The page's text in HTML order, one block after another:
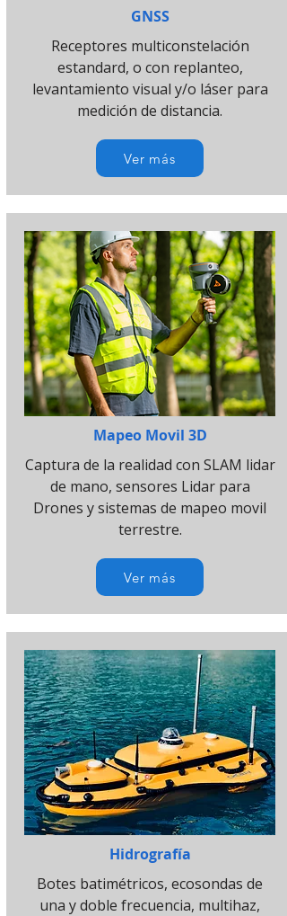
GNSS
Receptores multiconstelación
estandard, o con replanteo,
levantamiento visual y/o láser para
medición de distancia.
Ver más
Mapeo Movil 3D
Captura de la realidad con SLAM lidar
de mano, sensores Lidar para
Drones y sistemas de mapeo movil
terrestre.
Ver más
Hidrografía
Botes batimétricos, ecosondas de
una y doble frecuencia, multihaz,